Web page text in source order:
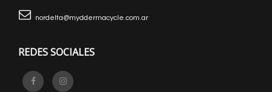
nordelta@myddermacycle.com.ar
REDES SOCIALES